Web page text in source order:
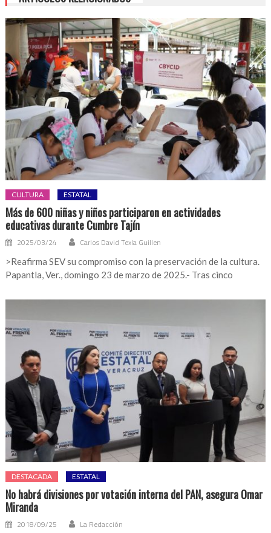
CULTURA ESTATAL
Más de 600 niñas y niños participaron en actividades
educativas durante Cumbre Tajín
2025/03/24 Carlos David Texla Guillen
>Reafirma SEV su compromiso con la preservación de la cultura.
Papantla, Ver., domingo 23 de marzo de 2025.- Tras cinco
DESTACADA ESTATAL
No habrá divisiones por votación interna del PAN, asegura Omar
Miranda
2018/09/25 La Redacción